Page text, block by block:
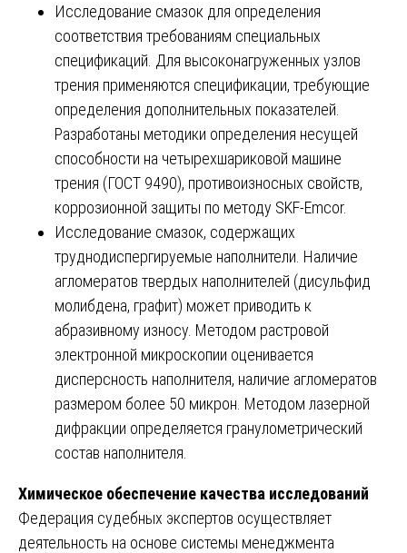
Исследование смазок для определения
соответствия требованиям специальных
спецификаций. Для высоконагруженных узлов
трения применяются спецификации, требующие
определения дополнительных показателей.
Разработаны методики определения несущей
способности на четырехшариковой машине
трения (ГОСТ 9490), противоизносных свойств,
коррозионной защиты по методу SKF-Emcor.
Исследование смазок, содержащих
труднодиспергируемые наполнители. Наличие
агломератов твердых наполнителей (дисульфид
молибдена, графит) может приводить к
абразивному износу. Методом растровой
электронной микроскопии оценивается
дисперсность наполнителя, наличие агломератов
размером более 50 микрон. Методом лазерной
дифракции определяется гранулометрический
состав наполнителя.
Химическое обеспечение качества исследований
Федерация судебных экспертов осуществляет
деятельность на основе системы менеджмента